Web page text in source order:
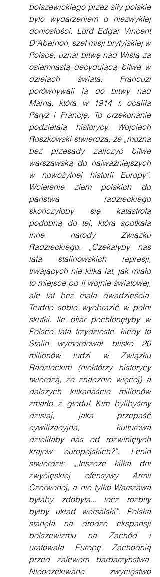
bolszewickiego przez siły polskie
było wydarzeniem o niezwykłej
doniosłości. Lord Edgar Vincent
D’Abernon, szef misji brytyjskiej w
Polsce, uznał bitwę nad Wisłą za
osiemnastą decydującą bitwę w
dziejach świata. Francuzi
porównywali ją do bitwy nad
Marną, która w 1914 r. ocaliła
Paryż i Francję. To przekonanie
podzielają historycy. Wojciech
Roszkowski stwierdza, że „można
bez przesady zaliczyć bitwę
warszawską do najważniejszych
w nowożytnej historii Europy”.
Wcielenie ziem polskich do
państwa radzieckiego
skończyłoby się katastrofą
podobną do tej, która spotkała
inne narody Związku
Radzieckiego. „Czekałyby nas
lata stalinowskich represji,
trwających nie kilka lat, jak miało
to miejsce po II wojnie światowej,
ale lat bez mała dwadzieścia.
Trudno sobie wyobrazić w pełni
skutki. Ile ofiar pochłonęłyby w
Polsce lata trzydzieste, kiedy to
Stalin wymordował blisko 20
milionów ludzi w Związku
Radzieckim (niektórzy historycy
twierdzą, że znacznie więcej) a
dalszych kilkanaście milionów
zmarło z głodu! Kim bylibyśmy
dzisiaj, jaka przepaść
cywilizacyjna, kulturowa
dzieliłaby nas od rozwiniętych
krajów europejskich?”. Lenin
stwierdził: „Jeszcze kilka dni
zwycięskiej ofensywy Armii
Czerwonej, a nie tylko Warszawa
byłaby zdobyta... lecz rozbity
byłby układ wersalski”. Polska
stanęła na drodze ekspansji
bolszewizmu na Zachód i
uratowała Europę Zachodnią
przed zalewem barbarzyństwa.
Nieoczekiwane zwycięstwo